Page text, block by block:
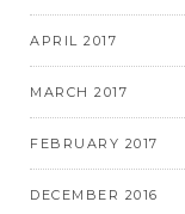
APRIL 2017
MARCH 2017
FEBRUARY 2017
DECEMBER 2016